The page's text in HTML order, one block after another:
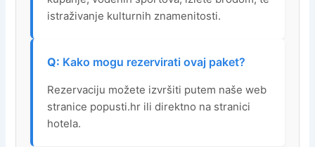
istraživanje kulturnih znamenitosti.
Kako mogu rezervirati ovaj paket?
Rezervaciju možete izvršiti putem naše web
stranice popusti.hr ili direktno na stranici
hotela.